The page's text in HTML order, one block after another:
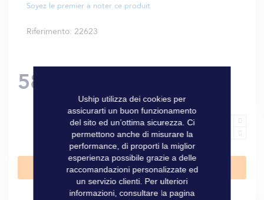
Soyez le premier à noter ce produit
Riferimento 22623
58,00 €
Aggiungi al Carrello
Uship utilizza dei cookies per
assicurarti un buon funzionamento
del sito ed un’ottima sicurezza. Ci
permettono anche di misurare la
performance, di proporti la miglior
esperienza possibile grazie a delle
raccomandazioni personalizzate ed
un servizio clienti. Per ulteriori
informazioni, consultare la pagina